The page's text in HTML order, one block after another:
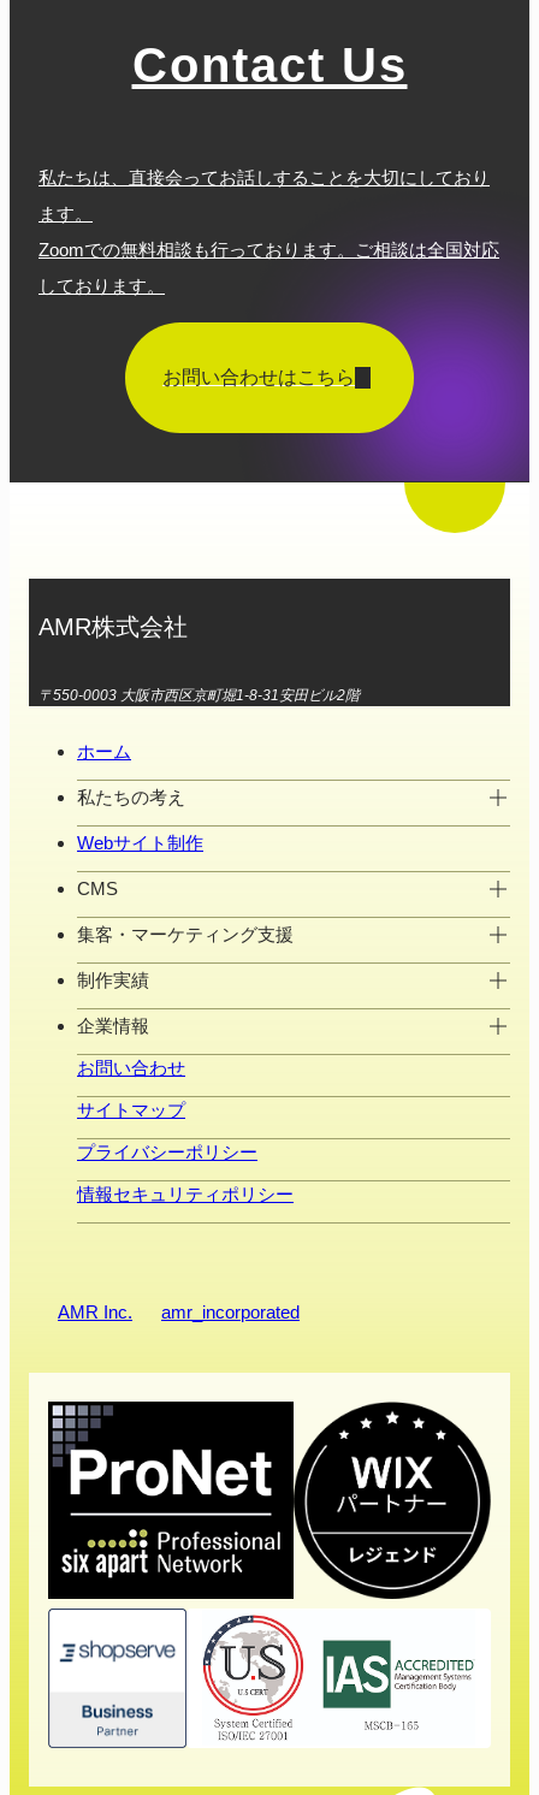
Contact Us
私たちは、直接会ってお話しすることを大切にしており
ます。
Zoomでの無料相談も行っております。ご相談は全国対応
しております。
お問い合わせはこちら
AMR株式会社
〒550-0003 大阪市西区京町堀1-8-31安田ビル2階
ホーム
私たちの考え
Webサイト制作
CMS
集客・マーケティング支援
制作実績
企業情報
お問い合わせ
サイトマップ
プライバシーポリシー
情報セキュリティポリシー
AMR Inc. amr_incorporated